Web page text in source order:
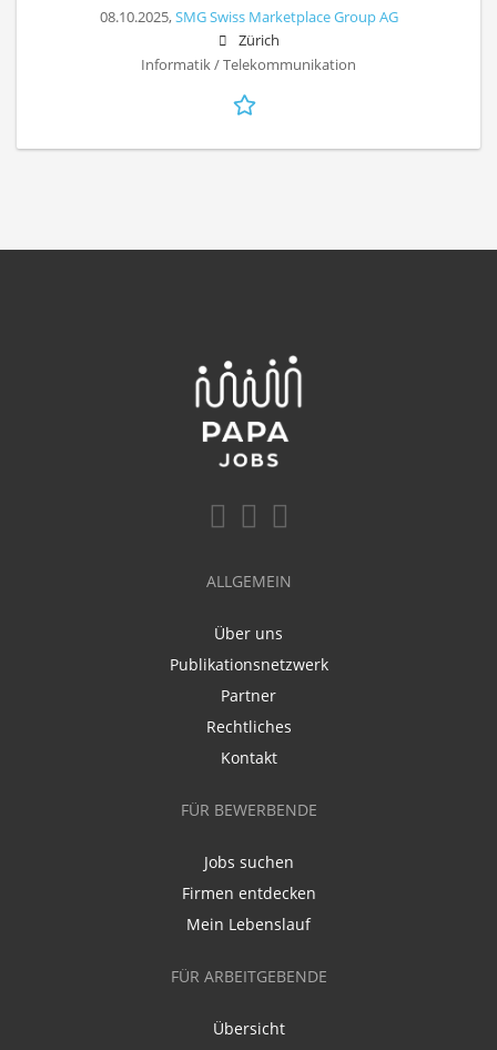
08.10.2025,SMG Swiss Marketplace Group AG
Zürich
Informatik / Telekommunikation
ALLGEMEIN
Über uns
Publikationsnetzwerk
Partner
Rechtliches
Kontakt
FÜR BEWERBENDE
Jobs suchen
Firmen entdecken
Mein Lebenslauf
FÜR ARBEITGEBENDE
Übersicht